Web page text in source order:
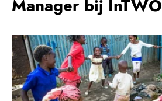
Manager bij InTWO